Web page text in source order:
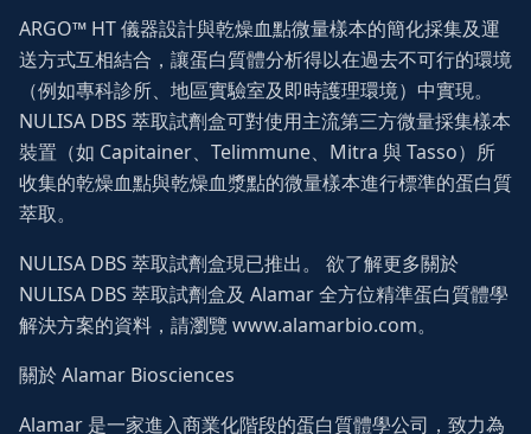
ARGO™ HT 儀器設計與乾燥血點微量樣本的簡化採集及運
送方式互相結合，讓蛋白質體分析得以在過去不可行的環境
（例如專科診所、地區實驗室及即時護理環境）中實現。
NULISA DBS 萃取試劑盒可對使用主流第三方微量採集樣本
裝置（如 Capitainer、Telimmune、Mitra 與 Tasso）所
收集的乾燥血點與乾燥血漿點的微量樣本進行標準的蛋白質
萃取。
NULISA DBS 萃取試劑盒現已推出。 欲了解更多關於
NULISA DBS 萃取試劑盒及 Alamar 全方位精準蛋白質體學
解決方案的資料，請瀏覽 www.alamarbio.com。
關於 Alamar Biosciences
Alamar 是一家進入商業化階段的蛋白質體學公司，致力為